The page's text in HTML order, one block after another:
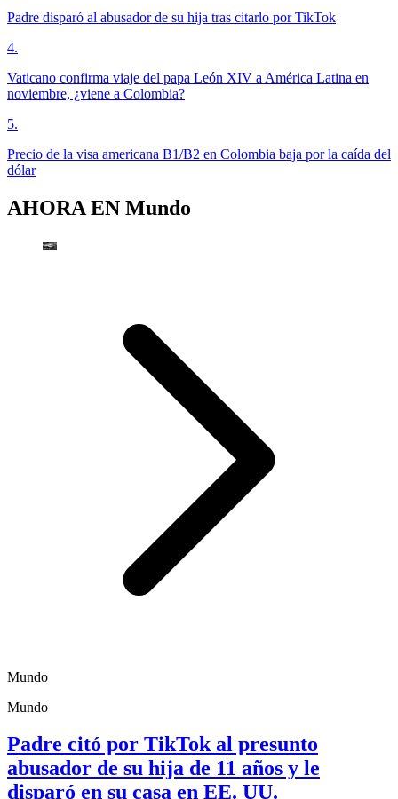
Padre disparó al abusador de su hija tras citarlo por TikTok
4.
Vaticano confirma viaje del papa León XIV a América Latina en
noviembre, ¿viene a Colombia?
5.
Precio de la visa americana B1/B2 en Colombia baja por la caída del
dólar
AHORA EN Mundo
Mundo
Mundo
Padre citó por TikTok al presunto
abusador de su hija de 11 años y le
disparó en su casa en EE. UU.